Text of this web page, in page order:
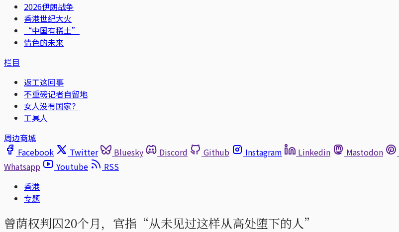
2026伊朗战争
香港世纪大火
“中国有稀土”
情色的未来
栏目
返工这回事
不重磅记者自留地
女人没有国家？
工具人
周边商城
Facebook
Twitter Bluesky Discord Github Instagram Linkedin Mastodon
Whatsapp
Youtube
RSS
香港
专题
曾荫权判囚20个月，官指“从未见过这样从高处堕下的人”